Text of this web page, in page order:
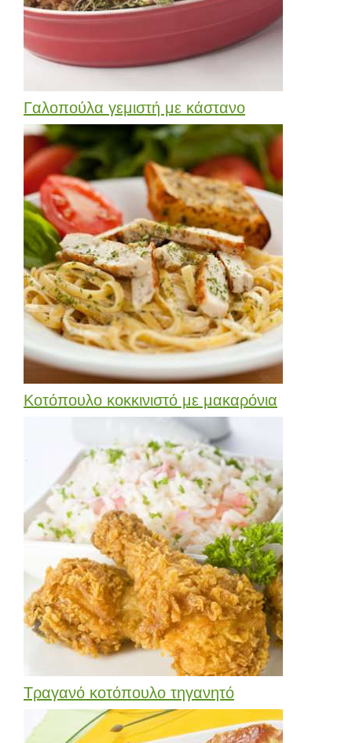
Γαλοπούλα γεμιστή με κάστανο
Κοτόπουλο κοκκινιστό με μακαρόνια
Τραγανό κοτόπουλο τηγανητό